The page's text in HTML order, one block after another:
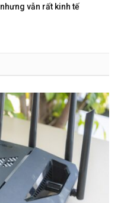
nhưng vẫn rất kinh tế